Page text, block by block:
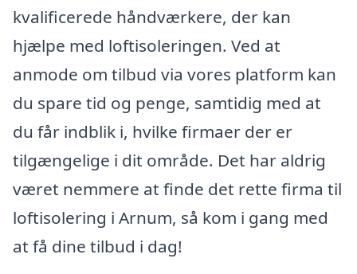
kvalificerede håndværkere, der kan
hjælpe med loftisoleringen. Ved at
anmode om tilbud via vores platform kan
du spare tid og penge, samtidig med at
du får indblik i, hvilke firmaer der er
tilgængelige i dit område. Det har aldrig
været nemmere at finde det rette firma til
loftisolering i Arnum, så kom i gang med
at få dine tilbud i dag!